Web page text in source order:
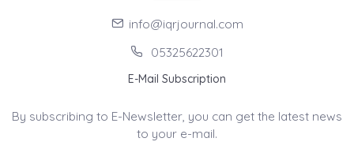
info@iqrjournal.com
05325622301
E-Mail Subscription
By subscribing to E-Newsletter, you can get the latest news
to your e-mail.